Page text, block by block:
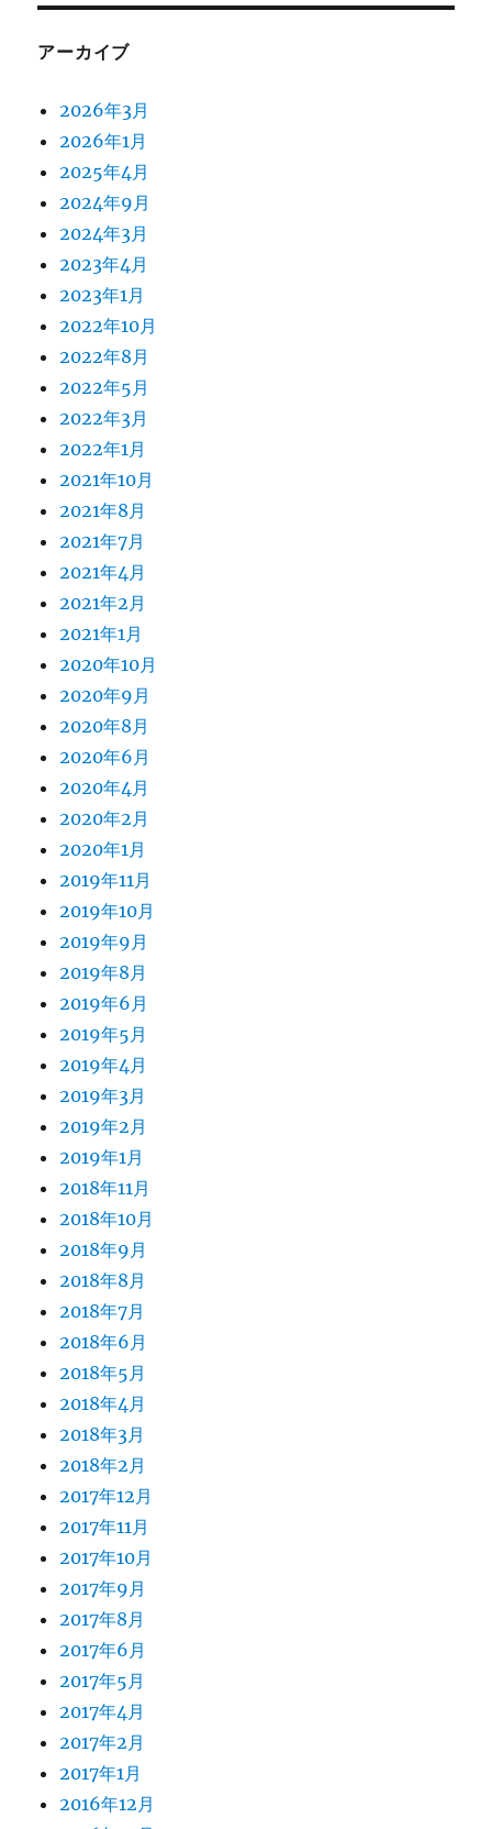
アーカイブ
2026年3月
2026年1月
2025年4月
2024年9月
2024年3月
2023年4月
2023年1月
2022年10月
2022年8月
2022年5月
2022年3月
2022年1月
2021年10月
2021年8月
2021年7月
2021年4月
2021年2月
2021年1月
2020年10月
2020年9月
2020年8月
2020年6月
2020年4月
2020年2月
2020年1月
2019年11月
2019年10月
2019年9月
2019年8月
2019年6月
2019年5月
2019年4月
2019年3月
2019年2月
2019年1月
2018年11月
2018年10月
2018年9月
2018年8月
2018年7月
2018年6月
2018年5月
2018年4月
2018年3月
2018年2月
2017年12月
2017年11月
2017年10月
2017年9月
2017年8月
2017年6月
2017年5月
2017年4月
2017年2月
2017年1月
2016年12月